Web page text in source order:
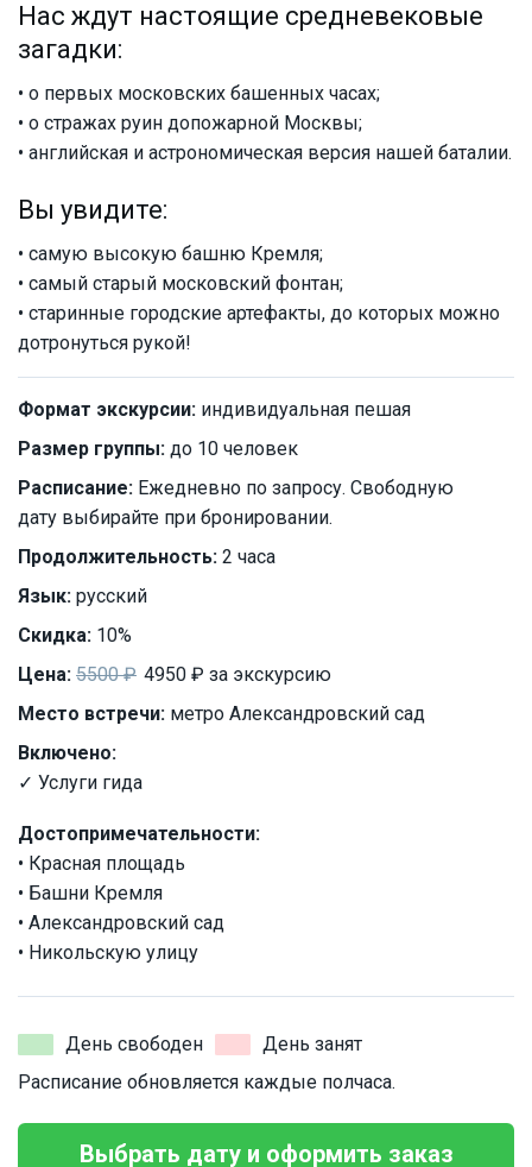
Нас ждут настоящие средневековые
загадки:
• о первых московских башенных часах;
• о стражах руин допожарной Москвы;
• английская и астрономическая версия нашей баталии.
Вы увидите:
• самую высокую башню Кремля;
• самый старый московский фонтан;
• старинные городские артефакты, до которых можно
дотронуться рукой!
Формат экскурсии: индивидуальная пешая
Размер группы: до 10 человек
Расписание: Ежедневно по запросу. Свободную
дату выбирайте при бронировании.
Продолжительность: 2 часа
Язык: русский
Скидка: 10%
Цена: 5500 ₽ 4950 ₽ за экскурсию
Место встречи: метро Александровский сад
Включено:
✓ Услуги гида
Достопримечательности:
• Красная площадь
• Башни Кремля
• Александровский сад
• Никольскую улицу
День свободен
День занят
Расписание обновляется каждые полчаса.
Выбрать дату и оформить заказ